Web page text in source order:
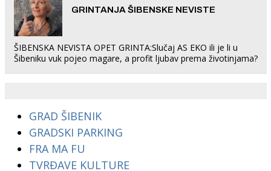
GRINTANJA ŠIBENSKE NEVISTE
ŠIBENSKA NEVISTA OPET GRINTA:Slučaj AS EKO ili je li u
Šibeniku vuk pojeo magare, a profit ljubav prema životinjama?
GRAD ŠIBENIK
GRADSKI PARKING
FRA MA FU
TVRĐAVE KULTURE